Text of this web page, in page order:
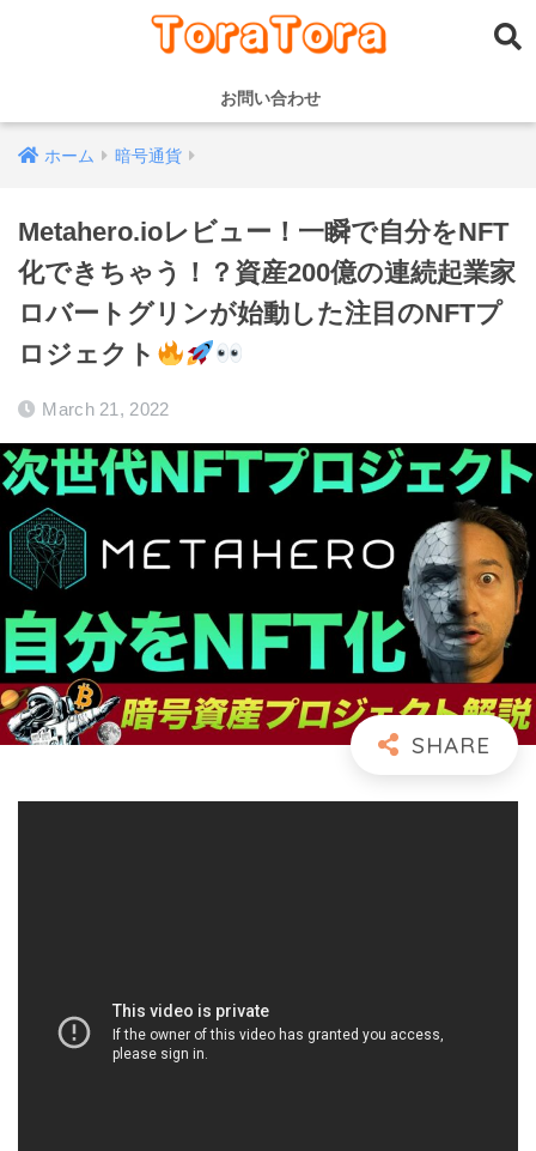
お問い合わせ
ホーム 暗号通貨
Metahero.ioレビュー！一瞬で自分をNFT
化できちゃう！？資産200億の連続起業家
ロバートグリンが始動した注目のNFTプ
ロジェクト
March 21, 2022